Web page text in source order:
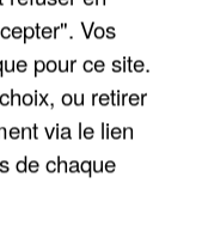
Vos
pour ce site.
ou retirer
via le lien
de chaque